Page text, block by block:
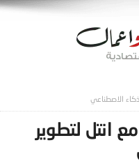
الاصطناعي
انتل لتطوير